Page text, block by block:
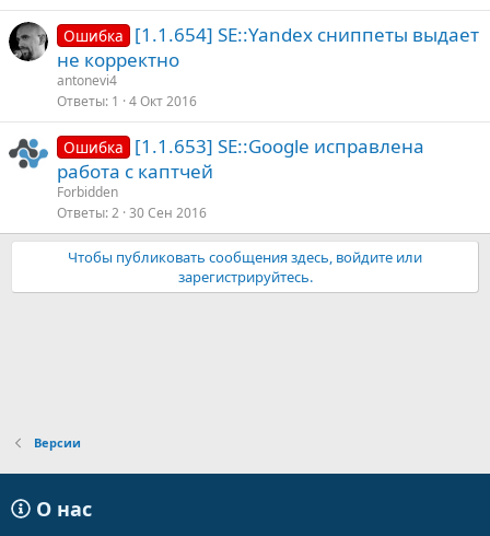
Ошибка
[1.1.654] SE::Yandex сниппеты выдает
не корректно
antonevi4
Ответы 1 4 Окт 2016
Ошибка
[1.1.653] SE::Google исправлена
работа с каптчей
Forbidden
Ответы 2 30 Сен 2016
Чтобы публиковать сообщения здесь, войдите или
зарегистрируйтесь.
Версии
О нас